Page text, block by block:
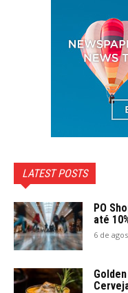
LATEST POSTS
PO
até
6 de